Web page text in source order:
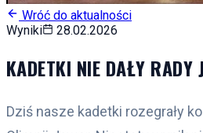
Wróć do aktualności
Wyniki
28.02.2026
KADETKI NIE DAŁY RADY
Dziś nasze kadetki rozegrały